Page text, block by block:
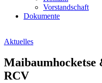
Vorstandschaft
Dokumente
Aktuelles
Maibaumhocketse
RCV